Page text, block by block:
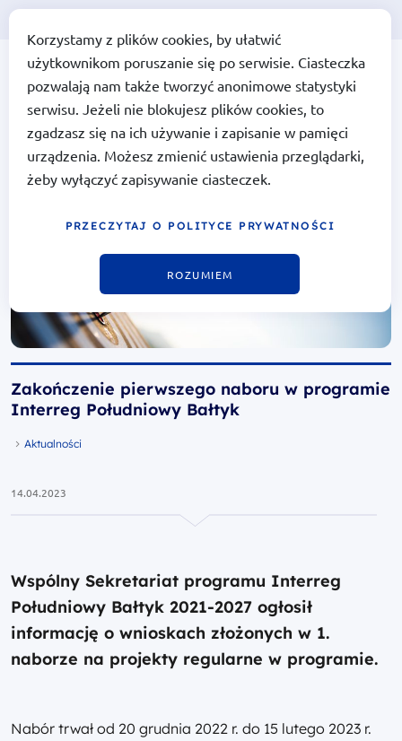
Portal Funduszy Europejskich
Portal Funduszy
Europejskich
Zakończenie pierwszego naboru w programie
Interreg Południowy Bałtyk
Aktualności
14.04.2023
Wspólny Sekretariat programu Interreg
Południowy Bałtyk 2021-2027 ogłosił
informację o wnioskach złożonych w 1.
naborze na projekty regularne w programie.
Nabór trwał od 20 grudnia 2022 r. do 15 lutego 2023 r.
Korzystamy z plików cookies, by ułatwić
użytkownikom poruszanie się po serwisie. Ciasteczka
pozwalają nam także tworzyć anonimowe statystyki
serwisu. Jeżeli nie blokujesz plików cookies, to
zgadzasz się na ich używanie i zapisanie w pamięci
urządzenia. Możesz zmienić ustawienia przeglądarki,
żeby wyłączyć zapisywanie ciasteczek.
PRZECZYTAJ O POLITYCE PRYWATNOŚCI
ROZUMIEM